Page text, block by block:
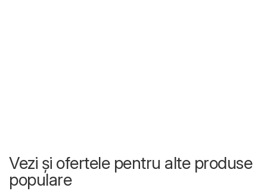
Vezi și ofertele pentru alte produse
populare